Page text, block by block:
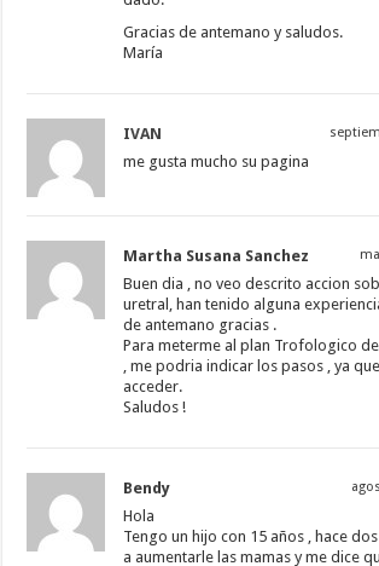
Gracias de antemano y saludos.
María
IVAN
me gusta mucho su pagina
Martha Susana Sanchez
Buen dia , no veo descrito accion
uretral, han tenido alguna
de antemano gracias .
Para meterme al plan Trofologico
, me podria indicar los pasos , ya
acceder.
Saludos !
Bendy
Hola
Tengo un hijo con 15 años , hace
a aumentarle las mamas y me dice